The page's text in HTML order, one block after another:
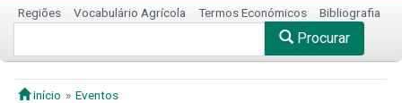
Regiões Vocabulário Agrícola Termos Económicos Bibliografia
Procurar
início
Eventos